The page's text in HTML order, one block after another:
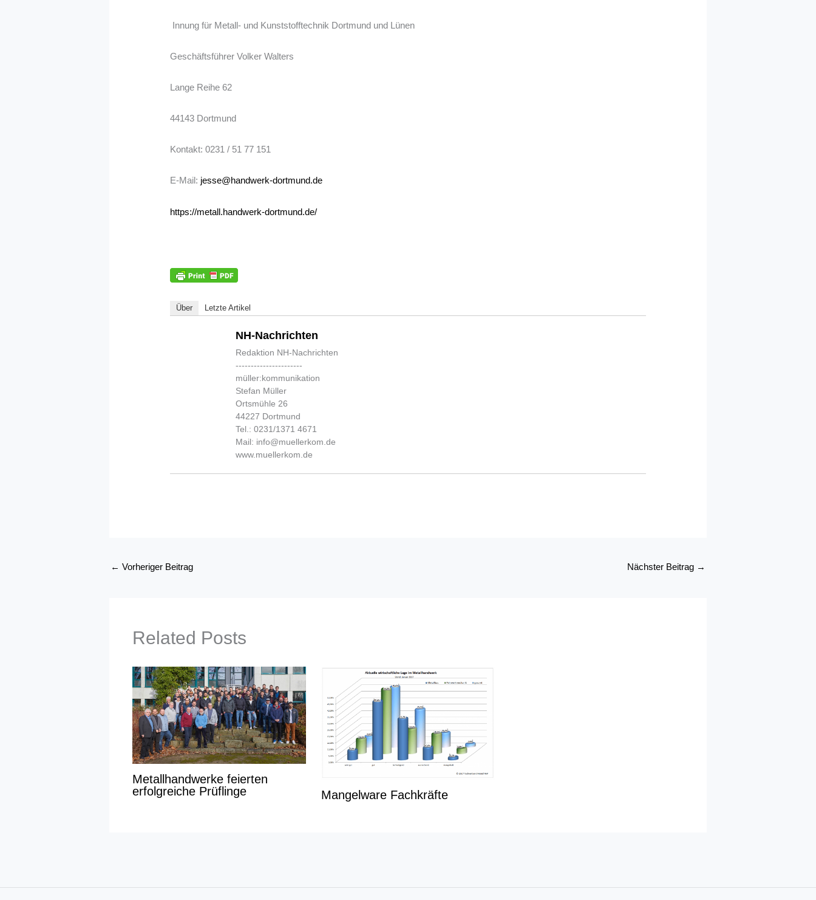
Innung für Metall- und Kunststofftechnik Dortmund und Lünen
Geschäftsführer Volker Walters
Lange Reihe 62
44143 Dortmund
Kontakt: 0231 / 51 77 151
E-Mail: jesse@handwerk-dortmund.de
https://metall.handwerk-dortmund.de/
Über Letzte Artikel
NH-Nachrichten
Redaktion NH-Nachrichten
----------------------
müller:kommunikation
Stefan Müller
Ortsmühle 26
44227 Dortmund
Tel.: 0231/1371 4671
Mail: info@muellerkom.de
www.muellerkom.de
← Vorheriger Beitrag Nächster Beitrag →
Related Posts
Metallhandwerke feierten
erfolgreiche Prüflinge
Mangelware Fachkräfte